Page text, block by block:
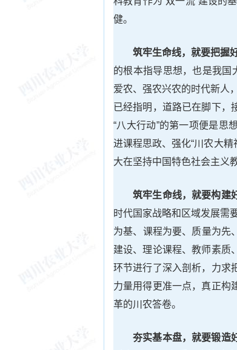
健。
筑牢生命线，就要把握
的根本指导思想，也是我国
爱农、强农兴农的时代新人
已经指明，道路已在脚下，
“八大行动”的第一项便是思
进课程思政、强化“川农大精
大在坚持中国特色社会主义
筑牢生命线，就要构建
时代国家战略和区域发展需
为基、课程为要、质量为先
建设、理论课程、教师素质
环节进行了深入剖析，力求
力量用得更准一点，真正构
革的川农答卷。
夯实基本盘，就要锻造